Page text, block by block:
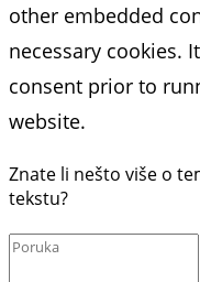
other embedded
necessary cookies.
consent prior to
website.
Znate li nešto više o
tekstu?